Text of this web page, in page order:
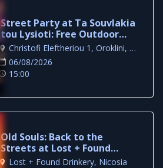
Street Party at Ta Souvlakia
tou Lysioti: Free Outdoor
Night in Larnaca
Christofi Eleftheriou 1, Oroklini, Larnaca
06/08/2026
15:00
Old Souls: Back to the
Streets at Lost + Found
Drinkery
Lost + Found Drinkery, Nicosia